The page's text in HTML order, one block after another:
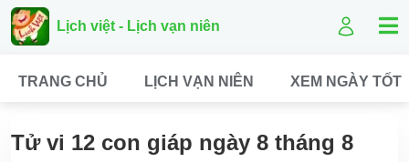
Lịch việt - Lịch vạn niên
TRANG CHỦ LỊCH VẠN NIÊN XEM NGÀY TỐT
Tử vi 12 con giáp ngày 8 tháng 8